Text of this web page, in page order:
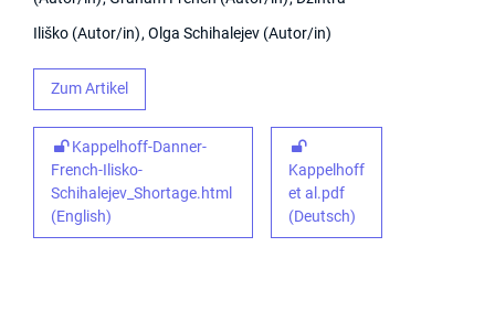
Iliško Autor/in Olga Schihalejev Autor/in
Zum Artikel
Kappelhoff-Danner-
French-Ilisko-
Schihalejev_Shortage.html
(English)
Kappelhoff
et al.pdf
(Deutsch)